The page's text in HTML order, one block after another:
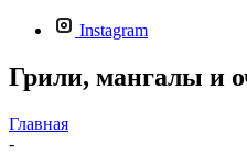
Instagram
Грили, мангалы и
Главная
-